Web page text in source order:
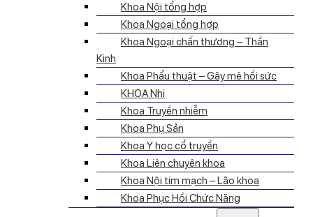
Khoa Nội tổng hợp
Khoa Ngoại tổng hợp
Khoa Ngoại chấn thương – Thần
Kinh
Khoa Phẩu thuật – Gây mê hồi sức
KHOA Nhi
Khoa Truyền nhiễm
Khoa Phụ Sản
Khoa Y học cổ truyền
Khoa Liên chuyên khoa
Khoa Nội tim mạch – Lão khoa
Khoa Phục Hồi Chức Năng